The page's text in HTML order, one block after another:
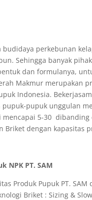
budidaya perkebunan
Sehingga banyak
dan formulanya,
Makmur merupakan
Indonesia.
pupuk-pupuk unggulan
5-30 dibanding
Briket dengan kapasitas
NPK PT. SAM
Produk Pupuk PT.
Briket : Sizing &